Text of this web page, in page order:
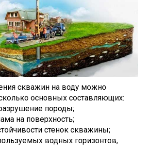
скважин на воду можно
основных составляющих:
породы;
на поверхность;
стенок скважины;
водных горизонтов,